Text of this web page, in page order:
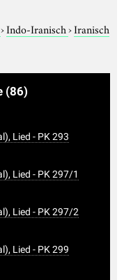
›Indo-Iranisch›Iranisch
(86)
Lied - PK 293
Lied - PK 297/1
Lied - PK 297/2
Lied - PK 299